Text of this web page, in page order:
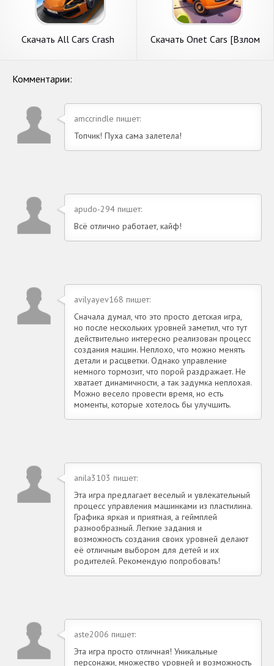
Скачать All Cars Crash
Скачать Onet Cars [Взлом
Комментарии:
amccrindle пишет:
Топчик! Пуха сама залетела!
apudo-294 пишет:
Всё отлично работает, кайф!
avilyayev168 пишет:
Сначала думал, что это просто детская игра,
но после нескольких уровней заметил, что тут
действительно интересно реализован процесс
создания машин. Неплохо, что можно менять
детали и расцветки. Однако управление
немного тормозит, что порой раздражает. Не
хватает динамичности, а так задумка неплохая.
Можно весело провести время, но есть
моменты, которые хотелось бы улучшить.
anila3103 пишет:
Эта игра предлагает веселый и увлекательный
процесс управления машинками из пластилина.
Графика яркая и приятная, а геймплей
разнообразный. Легкие задания и
возможность создания своих уровней делают
её отличным выбором для детей и их
родителей. Рекомендую попробовать!
aste2006 пишет:
Эта игра просто отличная! Уникальные
персонажи, множество уровней и возможность